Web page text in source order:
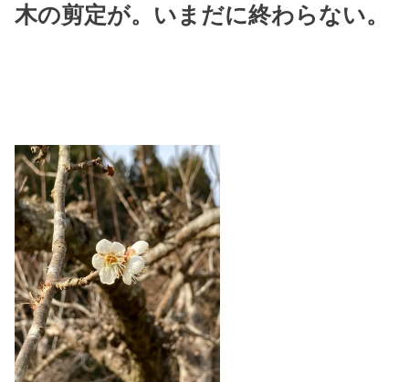
木の剪定が。いまだに終わらない。